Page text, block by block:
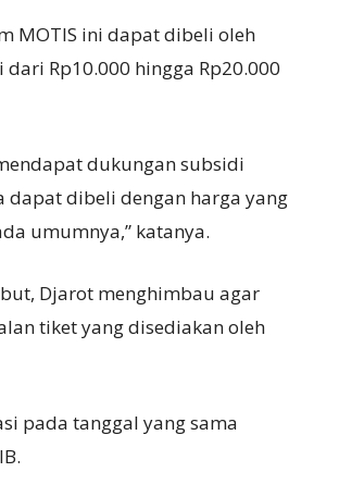
MOTIS ini dapat dibeli oleh
Rp10.000 hingga Rp20.000
dukungan subsidi
dapat dibeli dengan harga yang
umumnya,” katanya.
Djarot menghimbau agar
tiket yang disediakan oleh
pada tanggal yang sama